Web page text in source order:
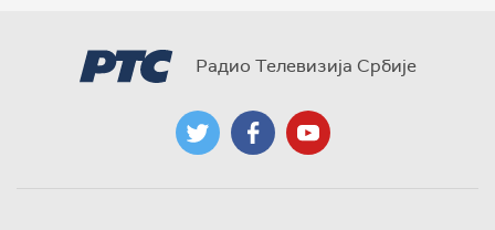
Радио Телевизија Србије